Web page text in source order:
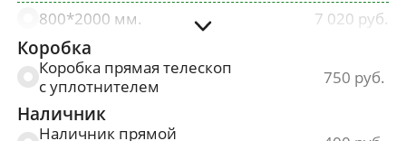
800*2000 мм.
7 020
900*2000 мм.
Коробка
Коробка прямая телескоп
с уплотнителем
750
Наличник
Наличник прямой